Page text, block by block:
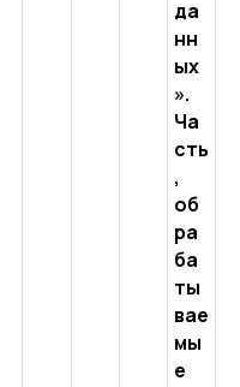
да
нн
ых
».
Ча
сть
,
об
ра
ба
ты
вае
мы
е